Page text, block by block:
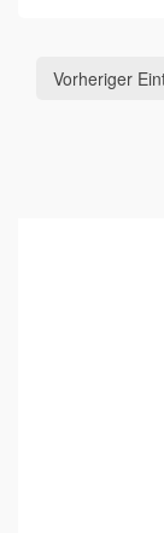
Vorheriger